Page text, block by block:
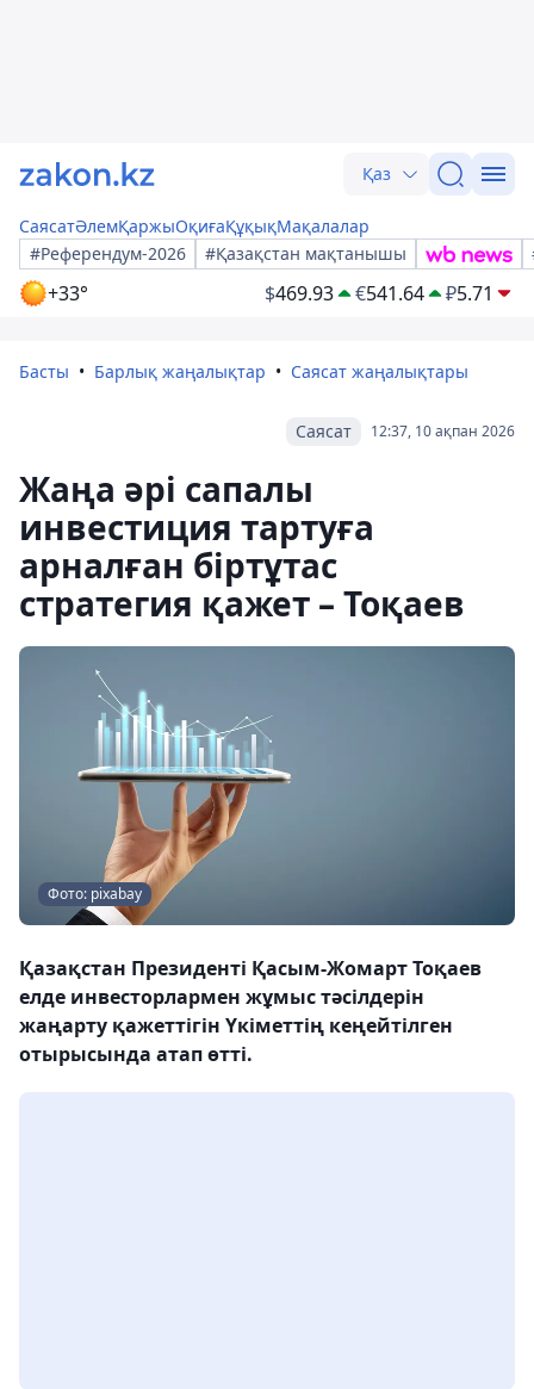
Қаз
СаясатӘлемҚаржыОқиғаҚұқықМақалалар
#Референдум-2026
#Қазақстан мақтанышы
+33° $469.93 €541.64 ₽5.71
Басты Барлық жаңалықтар Саясат жаңалықтары
12:37, 10 ақпан 2026
Саясат
Жаңа әрі сапалы
инвестиция тартуға
арналған біртұтас
стратегия қажет – Тоқаев
Фото: pixabay
Қазақстан Президенті Қасым-Жомарт Тоқаев
елде инвесторлармен жұмыс тәсілдерін
жаңарту қажеттігін Үкіметтің кеңейтілген
отырысында атап өтті.